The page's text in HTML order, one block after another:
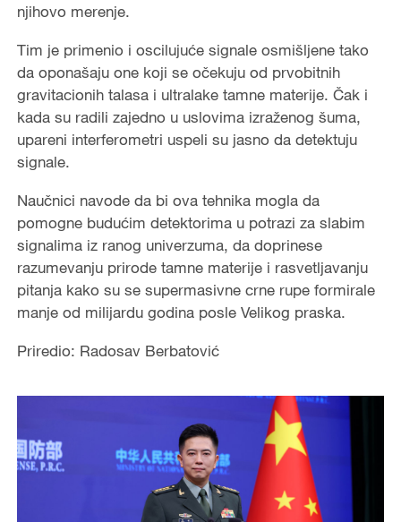
njihovo merenje.
Tim je primenio i oscilujuće signale osmišljene tako
da oponašaju one koji se očekuju od prvobitnih
gravitacionih talasa i ultralake tamne materije. Čak i
kada su radili zajedno u uslovima izraženog šuma,
upareni interferometri uspeli su jasno da detektuju
signale.
Naučnici navode da bi ova tehnika mogla da
pomogne budućim detektorima u potrazi za slabim
signalima iz ranog univerzuma, da doprinese
razumevanju prirode tamne materije i rasvetljavanju
pitanja kako su se supermasivne crne rupe formirale
manje od milijardu godina posle Velikog praska.
Priredio: Radosav Berbatović